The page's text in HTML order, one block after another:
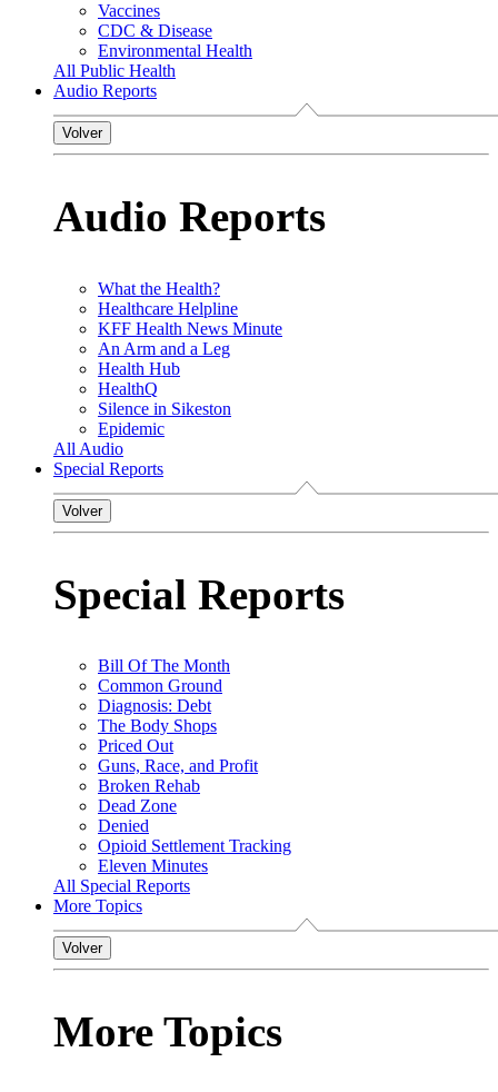
Vaccines
CDC & Disease
Environmental Health
All Public Health
Audio Reports
Volver
Audio Reports
What the Health?
Healthcare Helpline
KFF Health News Minute
An Arm and a Leg
Health Hub
HealthQ
Silence in Sikeston
Epidemic
All Audio
Special Reports
Volver
Special Reports
Bill Of The Month
Common Ground
Diagnosis: Debt
The Body Shops
Priced Out
Guns, Race, and Profit
Broken Rehab
Dead Zone
Denied
Opioid Settlement Tracking
Eleven Minutes
All Special Reports
More Topics
Volver
More Topics